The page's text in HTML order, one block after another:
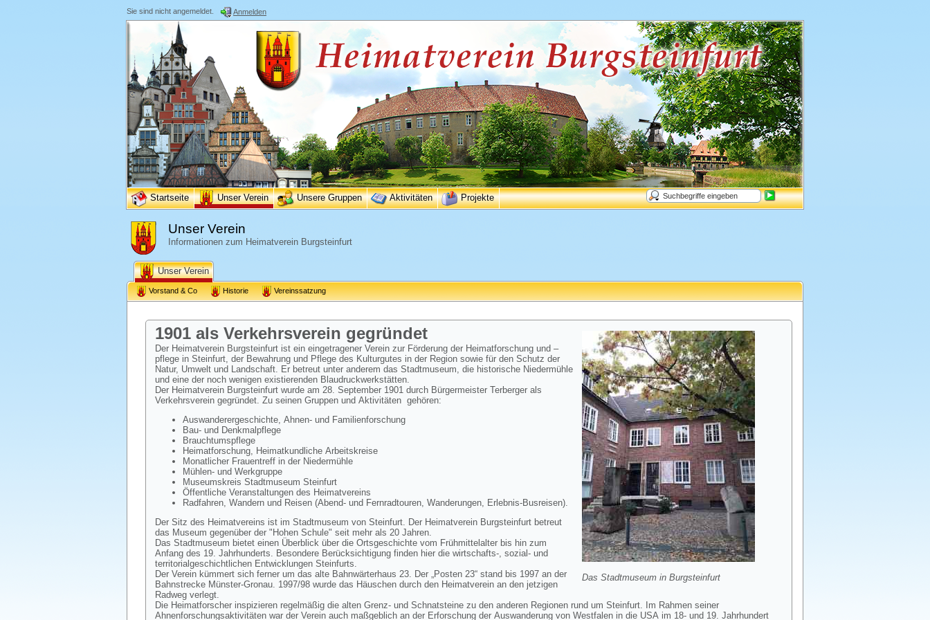
Sie sind nicht angemeldet. Anmelden
Startseite Unser Verein Unsere Gruppen Aktivitäten Projekte
Unser Verein
Informationen zum Heimatverein Burgsteinfurt
Unser Verein
Vorstand & Co Historie Vereinssatzung
Das Stadtmuseum in Burgsteinfurt
1901 als Verkehrsverein gegründet
Der Heimatverein Burgsteinfurt ist ein eingetragener Verein zur Förderung der Heimatforschung und –
pflege in Steinfurt, der Bewahrung und Pflege des Kulturgutes in der Region sowie für den Schutz der
Natur, Umwelt und Landschaft. Er betreut unter anderem das Stadtmuseum, die historische Niedermühle
und eine der noch wenigen existierenden Blaudruckwerkstätten.
Der Heimatverein Burgsteinfurt wurde am 28. September 1901 durch Bürgermeister Terberger als
Verkehrsverein gegründet. Zu seinen Gruppen und Aktivitäten gehören:
Auswanderergeschichte, Ahnen- und Familienforschung
Bau- und Denkmalpflege
Brauchtumspflege
Heimatforschung, Heimatkundliche Arbeitskreise
Monatlicher Frauentreff in der Niedermühle
Mühlen- und Werkgruppe
Museumskreis Stadtmuseum Steinfurt
Öffentliche Veranstaltungen des Heimatvereins
Radfahren, Wandern und Reisen (Abend- und Fernradtouren, Wanderungen, Erlebnis-Busreisen).
Der Sitz des Heimatvereins ist im Stadtmuseum von Steinfurt. Der Heimatverein Burgsteinfurt betreut
das Museum gegenüber der "Hohen Schule" seit mehr als 20 Jahren.
Das Stadtmuseum bietet einen Überblick über die Ortsgeschichte vom Frühmittelalter bis hin zum
Anfang des 19. Jahrhunderts. Besondere Berücksichtigung finden hier die wirtschafts-, sozial- und
territorialgeschichtlichen Entwicklungen Steinfurts.
Der Verein kümmert sich ferner um das alte Bahnwärterhaus 23. Der „Posten 23“ stand bis 1997 an der
Bahnstrecke Münster-Gronau. 1997/98 wurde das Häuschen durch den Heimatverein an den jetzigen
Radweg verlegt.
Die Heimatforscher inspizieren regelmäßig die alten Grenz- und Schnatsteine zu den anderen Regionen rund um Steinfurt. Im Rahmen seiner
Ahnenforschungsaktivitäten war der Verein auch maßgeblich an der Erforschung der Auswanderung von Westfalen in die USA im 18- und 19. Jahrhundert